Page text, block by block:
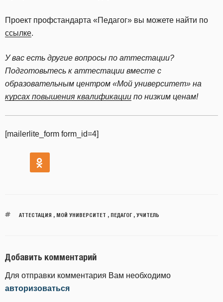
Проект профстандарта «Педагог» вы можете найти по
ссылке.
У вас есть другие вопросы по аттестации?
Подготовьтесь к аттестации вместе с
образовательным центром «Мой университет» на
курсах повышения квалификации по низким ценам!
[mailerlite_form form_id=4]
АТТЕСТАЦИЯ , МОЙ УНИВЕРСИТЕТ , ПЕДАГОГ, УЧИТЕЛЬ
Добавить комментарий
Для отправки комментария Вам необходимо
авторизоваться